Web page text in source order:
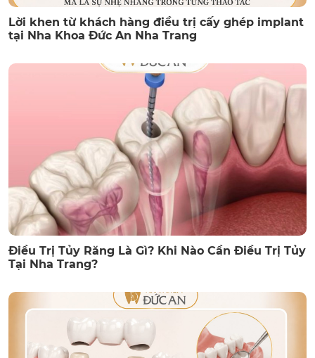
Lời khen từ khách hàng điều trị cấy ghép implant
tại Nha Khoa Đức An Nha Trang
Điều Trị Tủy Răng Là Gì? Khi Nào Cần Điều Trị Tủy
Tại Nha Trang?